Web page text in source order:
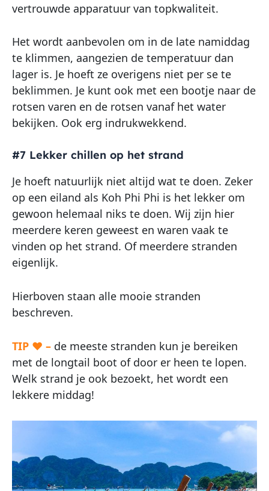
vertrouwde apparatuur van topkwaliteit.
Het wordt aanbevolen om in de late namiddag
te klimmen, aangezien de temperatuur dan
lager is. Je hoeft ze overigens niet per se te
beklimmen. Je kunt ook met een bootje naar de
rotsen varen en de rotsen vanaf het water
bekijken. Ook erg indrukwekkend.
#7 Lekker chillen op het strand
Je hoeft natuurlijk niet altijd wat te doen. Zeker
op een eiland als Koh Phi Phi is het lekker om
gewoon helemaal niks te doen. Wij zijn hier
meerdere keren geweest en waren vaak te
vinden op het strand. Of meerdere stranden
eigenlijk.
Hierboven staan alle mooie stranden
beschreven.
TIP ♥ – de meeste stranden kun je bereiken
met de longtail boot of door er heen te lopen.
Welk strand je ook bezoekt, het wordt een
lekkere middag!